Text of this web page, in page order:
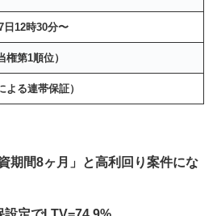
日12時30分〜
権第1順位）
よる連帯保証）
期間8ヶ月」と高利回り案件にな